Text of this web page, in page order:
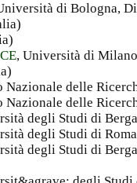
di Bologna,
, Università di
Nazionale delle
Nazionale delle
degli Studi di
degli Studi di
degli Studi di